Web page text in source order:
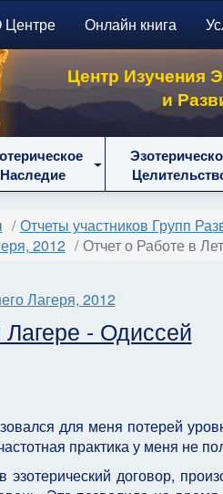
Центре Онлайн книга
Центр Изучения
и
Наследие
Отчеты участников Групп
2012
Отчет о Работе в
Лагеря, 2012
- Одиссей
для меня потерей
практика у меня не
эзотерический договор,